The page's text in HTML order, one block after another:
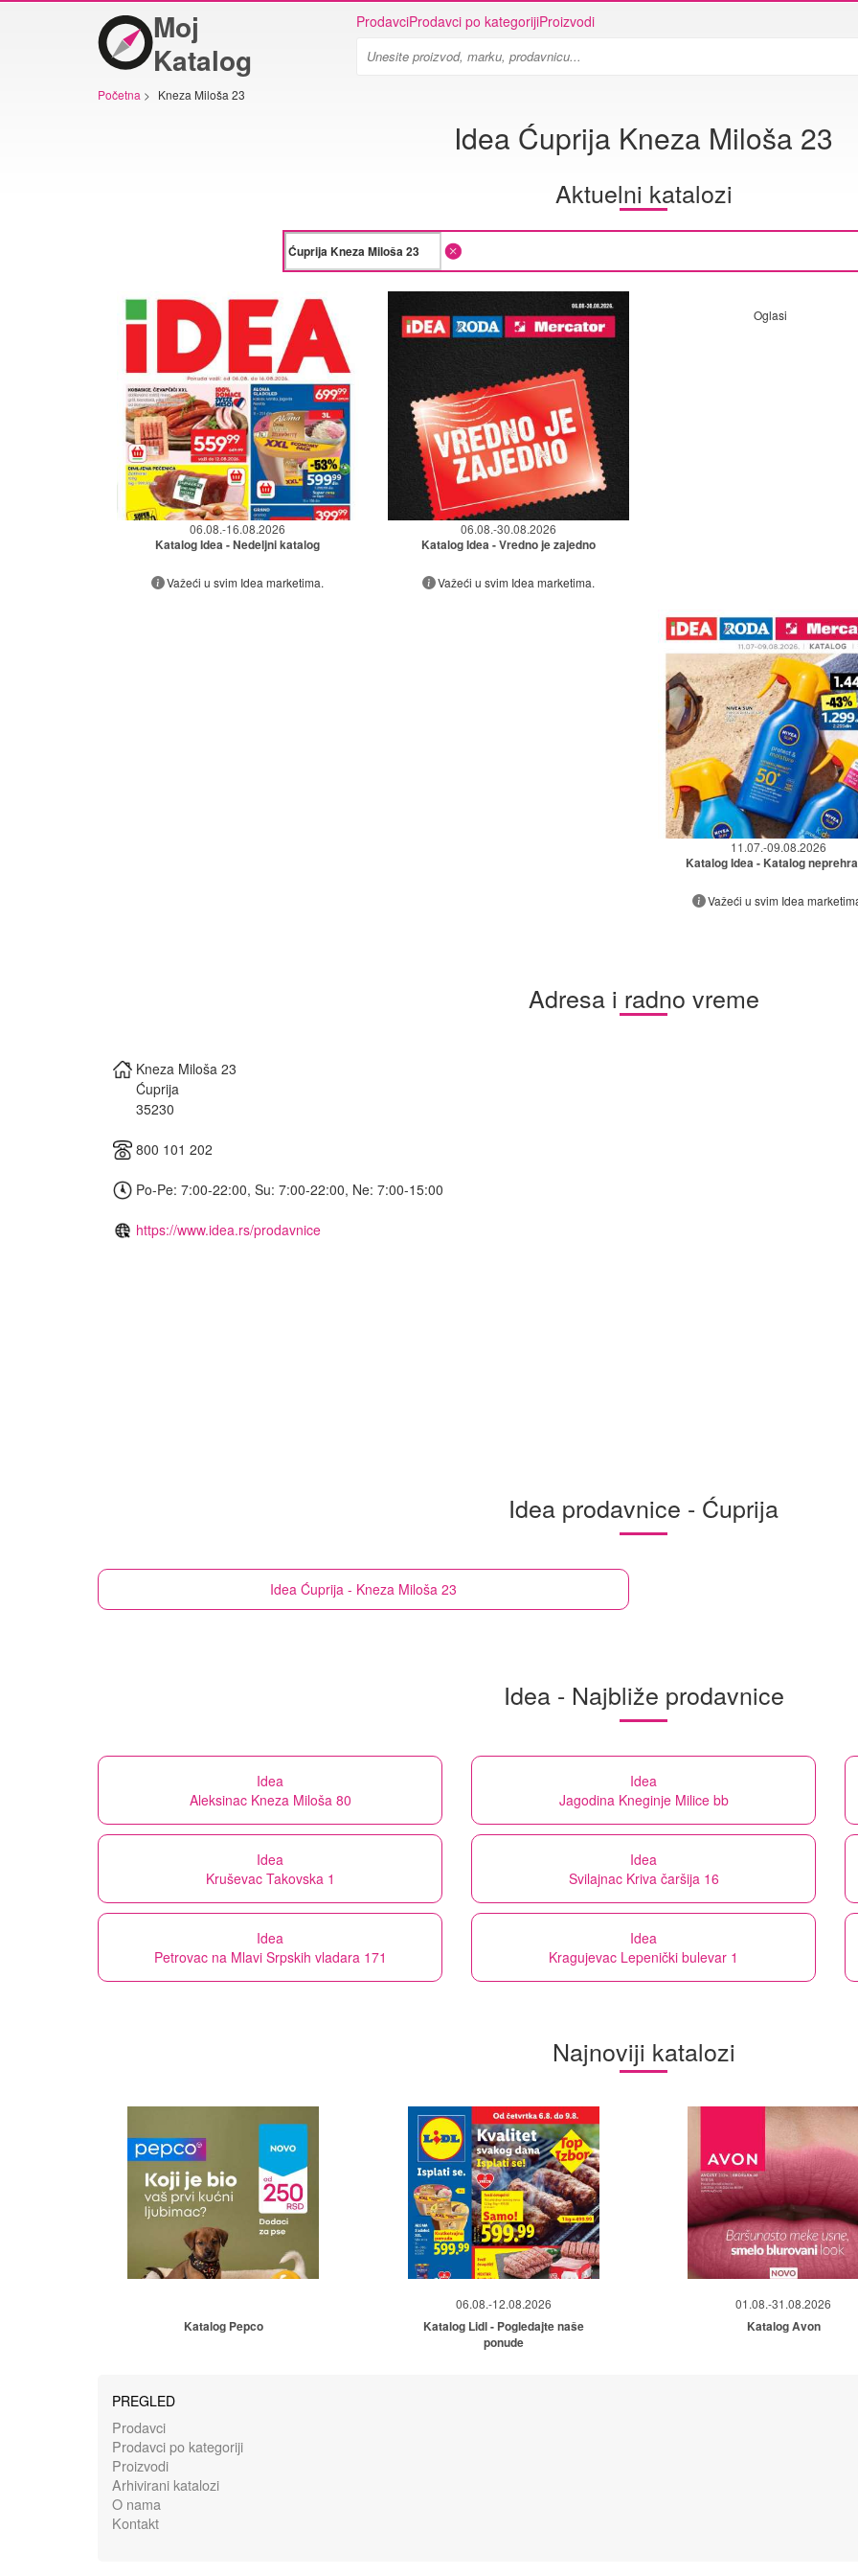
Moj
Katalog
ProdavciProdavci po kategorijiProizvodi
Početna > Kneza Miloša 23
Idea Ćuprija Kneza Miloša 23
Aktuelni katalozi
06.08.-16.08.2026
Katalog Idea - Nedeljni katalog
Važeći u svim Idea marketima.
06.08.-30.08.2026
Katalog Idea - Vredno je zajedno
Važeći u svim Idea marketima.
Oglasi
11.07.-09.08.2026
Katalog Idea - Katalog
Važeći u svim Idea
Adresa i radno vreme
Kneza Miloša 23
Ćuprija
35230
800 101 202
Po-Pe: 7:00-22:00, Su: 7:00-22:00, Ne: 7:00-15:00
https://www.idea.rs/prodavnice
Idea prodavnice - Ćuprija
Idea Ćuprija - Kneza Miloša 23
Idea - Najbliže prodavnice
Idea
Aleksinac Kneza Miloša 80
Idea
Jagodina Kneginje Milice bb
Idea
Kruševac Takovska 1
Idea
Svilajnac Kriva čaršija 16
Idea
Petrovac na Mlavi Srpskih vladara 171
Idea
Kragujevac Lepenički bulevar 1
Najnoviji katalozi
Katalog Pepco
06.08.-12.08.2026
Katalog Lidl - Pogledajte naše
ponude
01.08.-31.08.2026
Katalog Avon
PREGLED
Prodavci
Prodavci po kategoriji
Proizvodi
Arhivirani katalozi
O nama
Kontakt